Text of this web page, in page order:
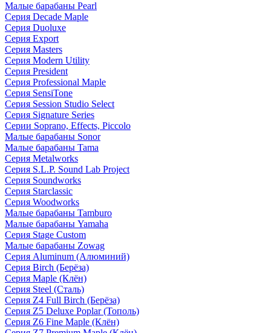
Малые барабаны Pearl
Серия Decade Maple
Серия Duoluxe
Серия Export
Серия Masters
Серия Modern Utility
Серия President
Серия Professional Maple
Серия SensiTone
Серия Session Studio Select
Серия Signature Series
Серии Soprano, Effects, Piccolo
Малые барабаны Sonor
Малые барабаны Tama
Серия Metalworks
Серия S.L.P. Sound Lab Project
Серия Soundworks
Серия Starclassic
Серия Woodworks
Малые барабаны Tamburo
Малые барабаны Yamaha
Серия Stage Custom
Малые барабаны Zowag
Серия Aluminum (Алюминий)
Серия Birch (Берёза)
Серия Maple (Клён)
Серия Steel (Сталь)
Серия Z4 Full Birch (Берёза)
Серия Z5 Deluxe Poplar (Тополь)
Серия Z6 Fine Maple (Клён)